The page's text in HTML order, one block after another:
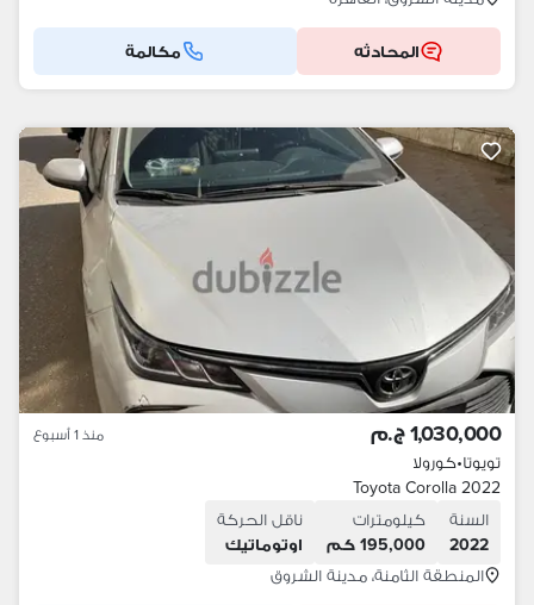
المحادثه مكالمة
1,030,000 ج.م منذ 1 أسبوع
تويوتا•كورولا
Toyota Corolla 2022
السنة
2022
كيلومترات
195,000 كم
ناقل الحركة
اوتوماتيك
المنطقة الثامنة، مدينة الشروق